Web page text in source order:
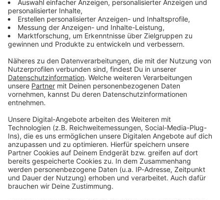
Zum Newsletter anmelden
Du möchtest uns etwas sagen?
Studio Hotline
Kontaktformular
Sprachnachricht